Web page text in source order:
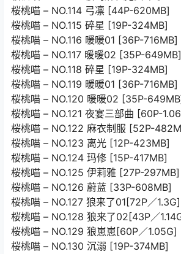
桜桃喵 – NO.114 弓凛 [44P-620MB]
桜桃喵 – NO.115 碎星 [19P-324MB]
桜桃喵 – NO.116 暖暖01 [36P-716MB]
桜桃喵 – NO.117 暖暖02 [35P-649MB]
桜桃喵 – NO.118 碎星 [19P-324MB]
桜桃喵 – NO.119 暖暖01 [36P-716MB]
桜桃喵 – NO.120 暖暖02 [35P-
桜桃喵 – NO.121 夜宴三部曲 [60P-
桜桃喵 – NO.122 麻衣制服 [52P-
桜桃喵 – NO.123 离光 [12P-423MB]
桜桃喵 – NO.124 玛修 [15P-417MB]
桜桃喵 – NO.125 伊莉雅 [27P-297MB]
桜桃喵 – NO.126 蔚蓝 [33P-608MB]
桜桃喵 – NO.127 狼来了01[72P／1.3G]
桜桃喵 – NO.128 狼来了02[43P／
桜桃喵 – NO.129 狼崽崽[60P／1.05G]
桜桃喵 – NO.130 沉溺 [19P-374MB]